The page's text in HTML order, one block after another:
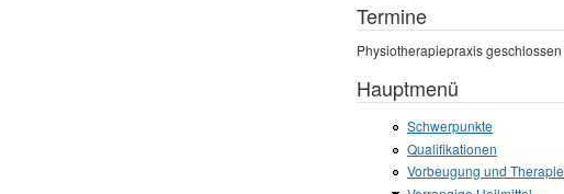
Termine
Physiotherapiepraxis geschlossen
Hauptmenü
Schwerpunkte
Qualifikationen
Vorbeugung und Therapie